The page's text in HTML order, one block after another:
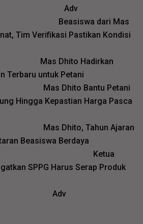
Adv
Beasiswa dari Mas
Tim Verifikasi Pastikan Kondisi
Mas Dhito Hadirkan
Terbaru untuk Petani
Mas Dhito Bantu Petani
Hingga Kepastian Harga Pasca
Mas Dhito, Tahun Ajaran
Beasiswa Berdaya
Ketua
SPPG Harus Serap Produk
Adv